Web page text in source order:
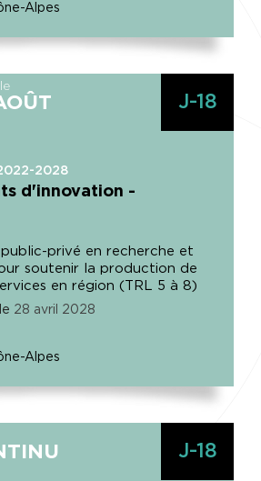
Alpes
J-18
2028
d'innovation -
privé en recherche et
soutenir la production de
en région (TRL 5 à 8)
28 avril 2028
Alpes
J-18